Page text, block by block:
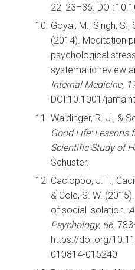
22, 23–36. DOI:
Goyal, M., Singh, S.,
(2014). Meditation
psychological
systematic review
Internal Medicine,
DOI:10.1001/
Waldinger, R. J., &
Good Life: Lessons
Scientific Study of
Schuster.
Cacioppo, J. T.,
& Cole, S. W.
of social isolation.
Psychology, 66,
https://doi.org/
010814-015240